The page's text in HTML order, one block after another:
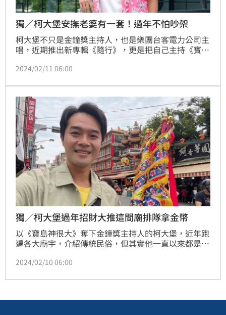
獨／柯大堡安撫老婆有一套！過年不怕吵架
柯大堡不只是金鐘獎主持人，也是樂團台客電力公司主
唱，近期推出新專輯《隨行》，更是把自己主持《寶島
爺要登上七彩湖的故事，還有許多「神蹟」，都讓柯大
目《小記者大明星》，不只分享音樂創作，也透露自己
和老婆之間的相處，尤其是過年期間是夫妻最容易吵架
的時刻，沒想到也有自己的私房密招。
2024/02/11 06:00
獨／柯大堡過年招財大推這間廟排隊拿金幣
以《寶島神很大》奪下金鐘獎主持人的柯大堡，近年跑
遍各大廟宇，介紹傳統民俗，但其實他一直以來都是專
《隨行》，也和神很有緣，受邀到《三立新聞網》自製
也分享人生中曾遇到的逆境。
2024/02/10 06:00